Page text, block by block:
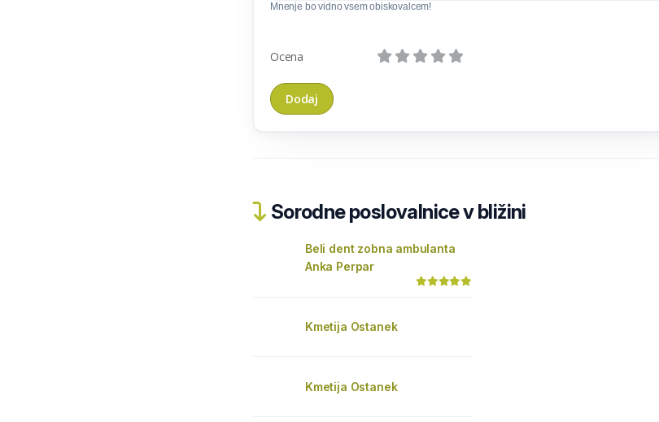
Mnenje bo vidno vsem obiskovalcem!
Ocena
Sorodne poslovalnice v bližini
Beli dent zobna ambulanta
Anka Perpar
Kmetija Ostanek
Kmetija Ostanek